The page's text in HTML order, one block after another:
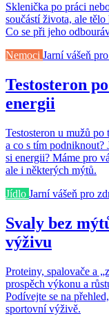
Sklenička po práci
součástí života, ale
Co se při jeho
Nemoci Jarní vášeň
Testosteron
energii
Testosteron u mužů
a co s tím podniknout?
si energii? Máme pro
ale i některých mýtů.
Jídlo Jarní vášeň pro
Svaly bez
výživu
Proteiny, spalovače a
prospěch výkonu a
Podívejte se na
sportovní výživě.